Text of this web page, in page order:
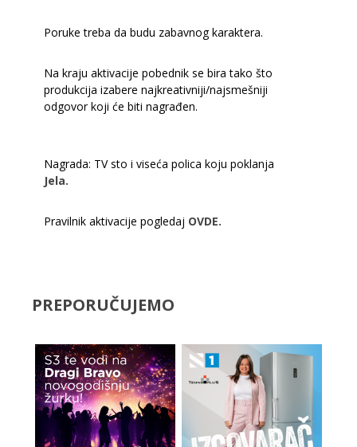
Poruke treba da budu zabavnog karaktera.
Na kraju aktivacije pobednik se bira tako što
produkcija izabere najkreativniji/najsmešniji
odgovor koji će biti nagrađen.
Nagrada: TV sto i viseća polica koju poklanja
Jela.
Pravilnik aktivacije pogledaj OVDE.
PREPORUČUJEMO